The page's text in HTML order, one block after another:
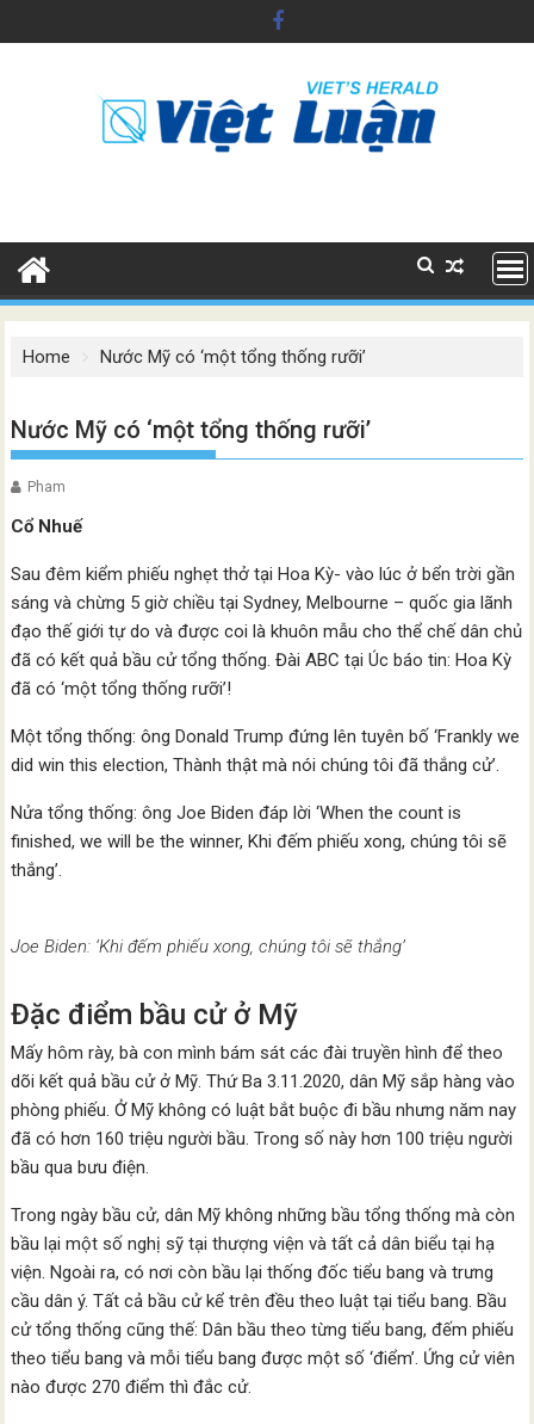
to
Home Nước Mỹ có ‘một tổng thống rưỡi’
Nước Mỹ có ‘một tổng thống rưỡi’
Pham
Cổ Nhuế
Sau đêm kiểm phiếu nghẹt thở tại Hoa Kỳ- vào lúc ở bển trời gần
sáng và chừng 5 giờ chiều tại Sydney, Melbourne – quốc gia lãnh
đạo thế giới tự do và được coi là khuôn mẫu cho thể chế dân chủ
đã có kết quả bầu cử tổng thống. Đài ABC tại Úc báo tin: Hoa Kỳ
đã có ‘một tổng thống rưỡi’!
Một tổng thống: ông Donald Trump đứng lên tuyên bố ‘Frankly we
did win this election, Thành thật mà nói chúng tôi đã thắng cử’.
Nửa tổng thống: ông Joe Biden đáp lời ‘When the count is
finished, we will be the winner, Khi đếm phiếu xong, chúng tôi sẽ
thắng’.
Joe Biden: ‘Khi đếm phiếu xong, chúng tôi sẽ thắng’
Đặc điểm bầu cử ở Mỹ
Mấy hôm rày, bà con mình bám sát các đài truyền hình để theo
dõi kết quả bầu cử ở Mỹ. Thứ Ba 3.11.2020, dân Mỹ sắp hàng vào
phòng phiếu. Ở Mỹ không có luật bắt buộc đi bầu nhưng năm nay
đã có hơn 160 triệu người bầu. Trong số này hơn 100 triệu người
bầu qua bưu điện.
Trong ngày bầu cử, dân Mỹ không những bầu tổng thống mà còn
bầu lại một số nghị sỹ tại thượng viện và tất cả dân biểu tại hạ
viện. Ngoài ra, có nơi còn bầu lại thống đốc tiểu bang và trưng
cầu dân ý. Tất cả bầu cử kể trên đều theo luật tại tiểu bang. Bầu
cử tổng thống cũng thế: Dân bầu theo từng tiểu bang, đếm phiếu
theo tiểu bang và mỗi tiểu bang được một số ‘điểm’. Ứng cử viên
nào được 270 điểm thì đắc cử.